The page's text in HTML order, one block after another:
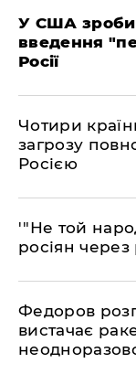
​У США
введення
Росії
​Чотири
загрозу
Росією
​'"Не той
росіян
​Федоров
вистачає